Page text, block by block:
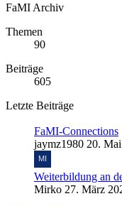
FaMI Archiv
Themen
90
Beiträge
605
Letzte Beiträge
FaMI-Connections
jaymz1980 20.
Weiterbildung an
Mirko 27. März